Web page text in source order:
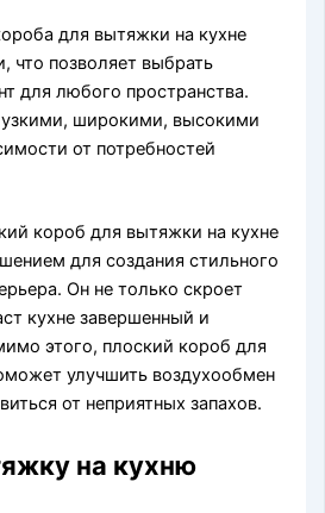
для вытяжки на кухне
что позволяет выбрать
для любого пространства.
широкими, высокими
от потребностей
короб для вытяжки на кухне
для создания стильного
Он не только скроет
кухне завершенный и
этого, плоский короб для
улучшить воздухообмен
от неприятных запахов.
на кухню